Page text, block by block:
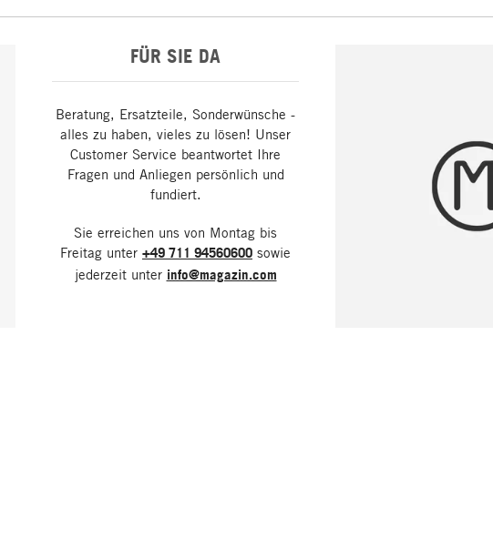
FÜR SIE DA
Beratung, Ersatzteile, Sonderwünsche -
alles zu haben, vieles zu lösen! Unser
Customer Service beantwortet Ihre
Fragen und Anliegen persönlich und
fundiert.
Sie erreichen uns von Montag bis
Freitag unter +49 711 94560600 sowie
jederzeit unter info@magazin.com